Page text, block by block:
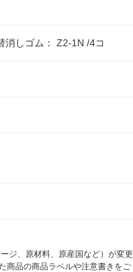
消しゴム： Z2-1N /4コ
ジ、原材料、原産国など）が変更
商品の商品ラベルや注意書きをご